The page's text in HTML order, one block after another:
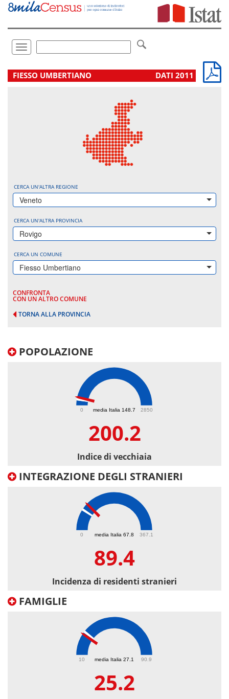
Vai
direttamente
Toggle
navigation
.
FIESSO UMBERTIANO DATI 2011
CERCA UN'ALTRA REGIONE
Veneto
CERCA UN'ALTRA PROVINCIA
Rovigo
CERCA UN COMUNE
Fiesso Umbertiano
CONFRONTA
CON UN ALTRO COMUNE
TORNA ALLA PROVINCIA
POPOLAZIONE
media Italia 148.7
0 2850
200.2
Indice di vecchiaia
INTEGRAZIONE DEGLI STRANIERI
media Italia 67.8
0 367.1
89.4
Incidenza di residenti stranieri
FAMIGLIE
media Italia 27.1
10 90.9
25.2